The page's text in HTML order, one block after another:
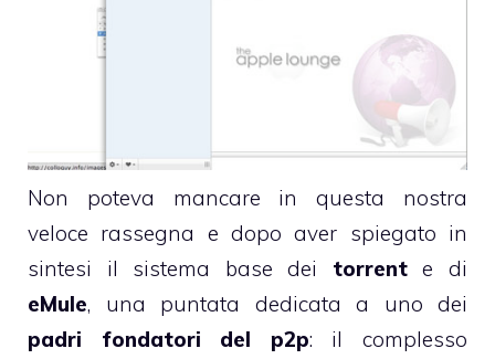
Non poteva mancare in questa nostra
veloce rassegna e dopo aver spiegato in
sintesi il sistema base dei torrente di
eMule, una puntata dedicata a uno dei
padri fondatori del p2p: il complesso